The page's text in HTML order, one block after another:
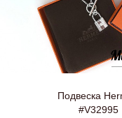
Подвеска
#V32995